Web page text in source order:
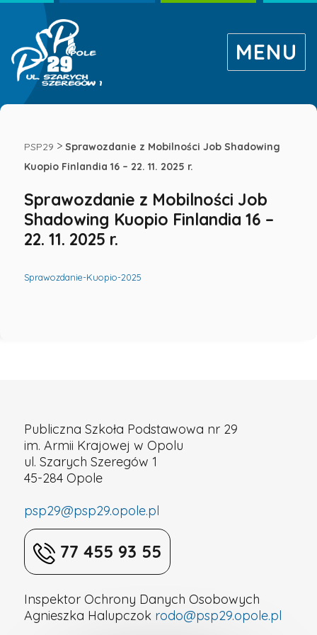
Sprawozdanie
Job
22.
11.
2025
MENU
PSP29 > Sprawozdanie z Mobilności Job Shadowing
Kuopio Finlandia 16 – 22. 11. 2025 r.
Sprawozdanie z Mobilności Job
Shadowing Kuopio Finlandia 16 –
22. 11. 2025 r.
Sprawozdanie-Kuopio-2025
Publiczna Szkoła Podstawowa nr 29
im. Armii Krajowej w Opolu
ul. Szarych Szeregów 1
45-284 Opole
psp29@psp29.opole.pl
77 455 93 55
Inspektor Ochrony Danych Osobowych
Agnieszka Halupczok rodo@psp29.opole.pl